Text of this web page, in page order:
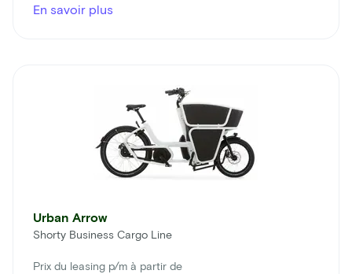
En savoir plus
Urban Arrow
Shorty Business Cargo Line
Prix du leasing p/m à partir de